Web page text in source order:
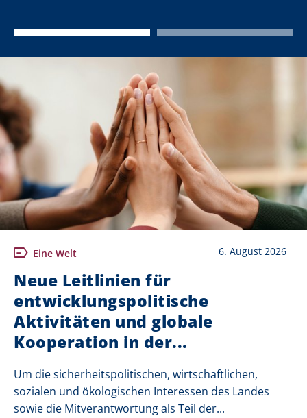
Eine Welt 6. August 2026
Neue Leitlinien für
entwicklungspolitische
Aktivitäten und globale
Kooperation in der...
Um die sicherheitspolitischen, wirtschaftlichen,
sozialen und ökologischen Interessen des Landes
sowie die Mitverantwortung als Teil der...